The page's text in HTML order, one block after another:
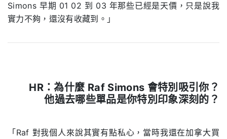
Simons 早期 01 02 到 03 年那些已經是天價，只是說我
實力不夠，還沒有收藏到。」
HR：為什麼 Raf Simons 會特別吸引你？
他過去哪些單品是你特別印象深刻的？
「Raf 對我個人來說其實有點私心，當時我還在加拿大買